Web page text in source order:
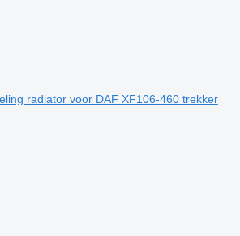
radiator voor DAF XF106-460 trekker